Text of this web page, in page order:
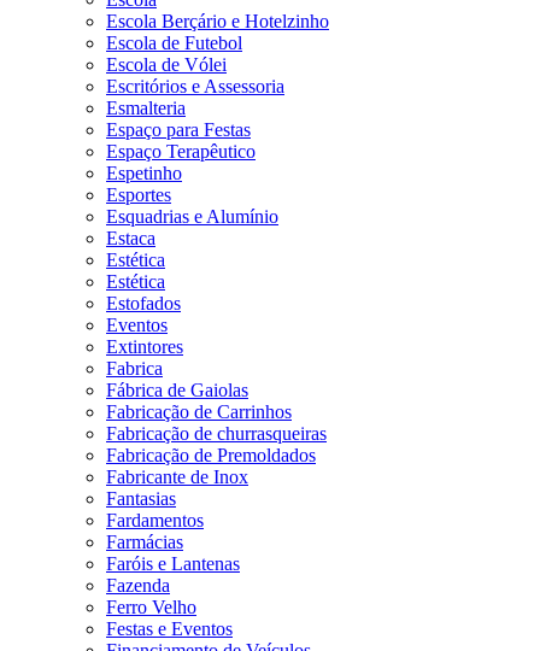
Escola Berçário e Hotelzinho
Escola de Futebol
Escola de Vólei
Escritórios e Assessoria
Esmalteria
Espaço para Festas
Espaço Terapêutico
Espetinho
Esportes
Esquadrias e Alumínio
Estaca
Estética
Estética
Estofados
Eventos
Extintores
Fabrica
Fábrica de Gaiolas
Fabricação de Carrinhos
Fabricação de churrasqueiras
Fabricação de Premoldados
Fabricante de Inox
Fantasias
Fardamentos
Farmácias
Faróis e Lantenas
Fazenda
Ferro Velho
Festas e Eventos